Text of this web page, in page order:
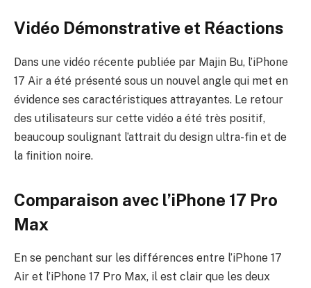
Vidéo Démonstrative et Réactions
Dans une vidéo récente publiée par Majin Bu, l’iPhone
17 Air a été présenté sous un nouvel angle qui met en
évidence ses caractéristiques attrayantes. Le retour
des utilisateurs sur cette vidéo a été très positif,
beaucoup soulignant l’attrait du design ultra-fin et de
la finition noire.
Comparaison avec l’iPhone 17 Pro
Max
En se penchant sur les différences entre l’iPhone 17
Air et l’iPhone 17 Pro Max, il est clair que les deux